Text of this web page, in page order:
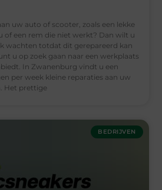
uw auto of scooter, zoals een lekke
of een rem die niet werkt? Dan wilt u
wachten totdat dit gerepareerd kan
u op zoek gaan naar een werkplaats
In Zwanenburg vindt u een
per week kleine reparaties aan uw
Het prettige
BEDRIJVEN